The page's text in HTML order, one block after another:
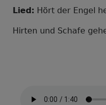
Lied: Hört der Engel
Hirten und Schafe